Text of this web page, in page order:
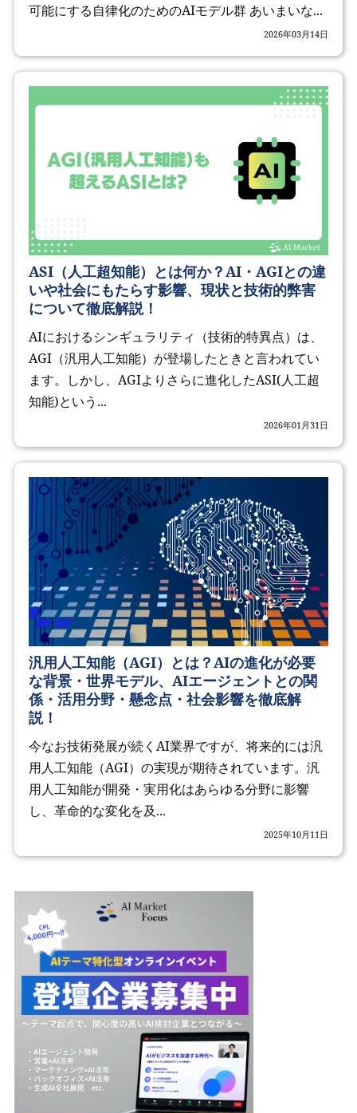
可能にする自律化のためのAIモデル群 あいまいな...
2026年03月14日
ASI（人工超知能）とは何か？AI・AGIとの違
いや社会にもたらす影響、現状と技術的弊害
について徹底解説！
AIにおけるシンギュラリティ（技術的特異点）は、
AGI（汎用人工知能）が登場したときと言われてい
ます。しかし、AGIよりさらに進化したASI(人工超
知能)という...
2026年01月31日
汎用人工知能（AGI）とは？AIの進化が必要
な背景・世界モデル、AIエージェントとの関
係・活用分野・懸念点・社会影響を徹底解
説！
今なお技術発展が続くAI業界ですが、将来的には汎
用人工知能（AGI）の実現が期待されています。汎
用人工知能が開発・実用化はあらゆる分野に影響
し、革命的な変化を及...
2025年10月11日